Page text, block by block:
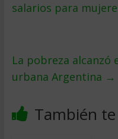
salarios para
La pobreza alcanzó
urbana Argentina →
También